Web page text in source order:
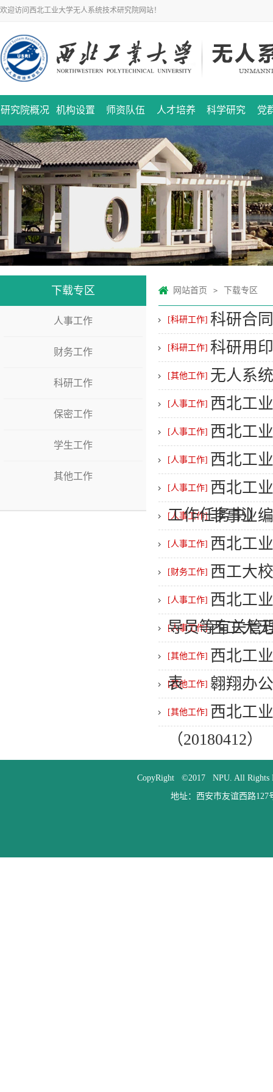
欢迎访问西北工业大学无人系统技术研究院网站！
研究院概况 机构设置 师资队伍 人才培养 科学研究 党
下载专区
人事工作
财务工作
科研工作
保密工作
学生工作
其他工作
网站首页 > 下载专区
[科研工作] 科研合
[科研工作] 科研用
[其他工作] 无人系
[人事工作] 西北工
[人事工作] 西北工
[人事工作] 西北工
[人事工作] 西北工
工作任务书）
[人事工作] 非事业
[人事工作] 西北工
[财务工作] 西工大
[人事工作] 西北工
导员等有关管
[人事工作] 西工大
[其他工作] 西北工
表
[其他工作] 翱翔办
[其他工作] 西北工
（20180412）
CopyRight ©2017 NPU. All Rights
地址：西安市友谊西路